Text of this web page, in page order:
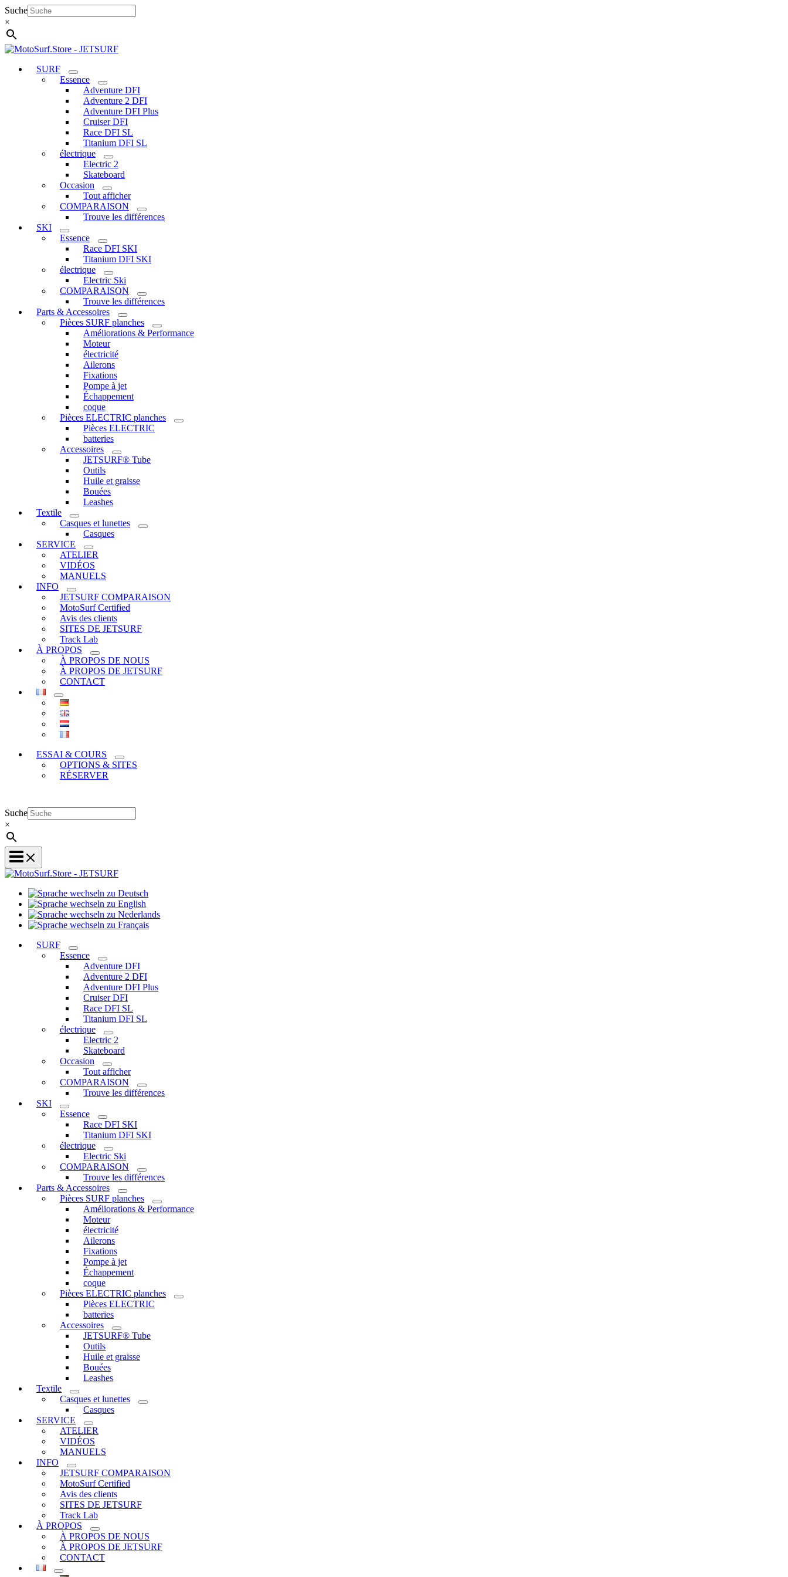
Aller
au
contenu
Suche
×
SURF
Essence
Adventure DFI
Adventure 2 DFI
Adventure DFI Plus
Cruiser DFI
Race DFI SL
Titanium DFI SL
électrique
Electric 2
Skateboard
Occasion
Tout afficher
COMPARAISON
Trouve les différences
SKI
Essence
Race DFI SKI
Titanium DFI SKI
électrique
Electric Ski
COMPARAISON
Trouve les différences
Parts & Accessoires
Pièces SURF planches
Améliorations & Performance
Moteur
électricité
Ailerons
Fixations
Pompe à jet
Échappement
coque
Pièces ELECTRIC planches
Pièces ELECTRIC
batteries
Accessoires
JETSURF® Tube
Outils
Huile et graisse
Bouées
Leashes
Textile
Casques et lunettes
Casques
SERVICE
ATELIER
VIDÉOS
MANUELS
INFO
JETSURF COMPARAISON
MotoSurf Certified
Avis des clients
SITES DE JETSURF
Track Lab
À PROPOS
À PROPOS DE NOUS
À PROPOS DE JETSURF
CONTACT
ESSAI & COURS
OPTIONS & SITES
RÉSERVER
Suche
×
zu
Deutsch
wechseln
zu
Sprache
Sprache
SURF
Essence
Adventure DFI
Adventure 2 DFI
Adventure DFI Plus
Cruiser DFI
Race DFI SL
Titanium DFI SL
électrique
Electric 2
Skateboard
Occasion
Tout afficher
COMPARAISON
Trouve les différences
SKI
Essence
Race DFI SKI
Titanium DFI SKI
électrique
Electric Ski
COMPARAISON
Trouve les différences
Parts & Accessoires
Pièces SURF planches
Améliorations & Performance
Moteur
électricité
Ailerons
Fixations
Pompe à jet
Échappement
coque
Pièces ELECTRIC planches
Pièces ELECTRIC
batteries
Accessoires
JETSURF® Tube
Outils
Huile et graisse
Bouées
Leashes
Textile
Casques et lunettes
Casques
SERVICE
ATELIER
VIDÉOS
MANUELS
INFO
JETSURF COMPARAISON
MotoSurf Certified
Avis des clients
SITES DE JETSURF
Track Lab
À PROPOS
À PROPOS DE NOUS
À PROPOS DE JETSURF
CONTACT